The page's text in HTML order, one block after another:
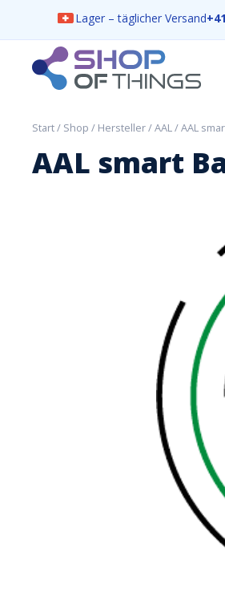
Lager – täglicher Versand
ShopOfThings
Start/ Shop / Hersteller/AAL/ AAL
AAL smart